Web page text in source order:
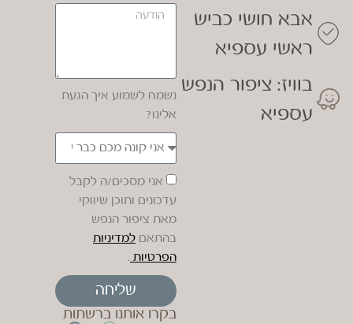
אבא חושי כביש
ראשי עספיא
בוויז: ציפור הנפש
עספיא
נשמח לשמוע איך הגעת
אלינו?
אני מסכים/ה לקבל
עדכונים ותוכן שיווקי
מאת ציפור הנפש
בהתאם למדיניות
הפרטיות .
שליחה
בקרו אותנו ברשתות